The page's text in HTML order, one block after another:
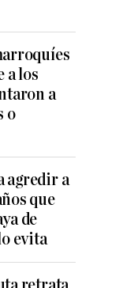
a los
a
o
agredir a
que
de
evita